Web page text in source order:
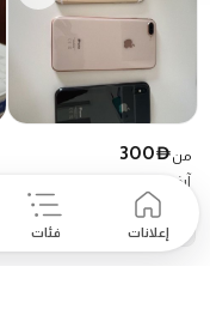
إعلانات فئات
منD
300
آيفونات مستعملة
Apple